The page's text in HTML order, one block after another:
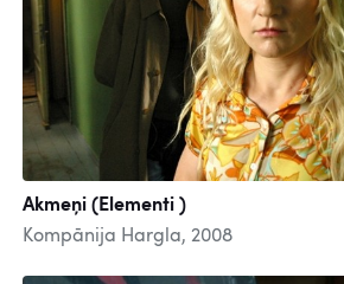
Akmeņi (Elementi )
Kompānija Hargla, 2008